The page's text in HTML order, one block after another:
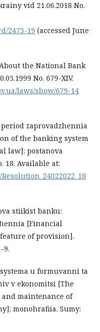
vid 21.06.2018 No.
2473-19 (accessed June
the National Bank
No. 679-XIV.
laws/show/679-14
zaprovadzhennia
of the banking system
law]: postanova
18. Available at:
stiikist banku:
[Financial
of provision].
systema u formuvanni ta
v ekonomitsi [The
maintenance of
monohrafiia. Sumy: